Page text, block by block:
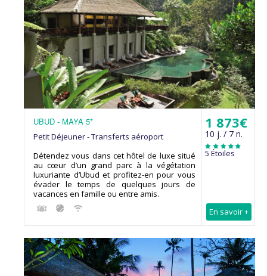
1 873€
10 j. / 7 n.
5 Étoiles
En savoir +
UBUD - MAYA 5*
Petit Déjeuner - Transferts aéroport
Détendez vous dans cet hôtel de luxe situé
au cœur d’un grand parc à la végétation
luxuriante d’Ubud et profitez-en pour vous
évader le temps de quelques jours de
vacances en famille ou entre amis.